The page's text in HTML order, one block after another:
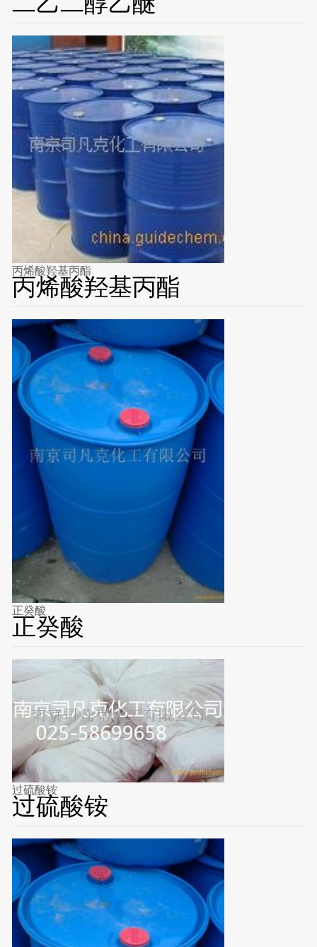
丙烯酸羟基丙酯
丙烯酸羟基丙酯
正癸酸
正癸酸
过硫酸铵
过硫酸铵